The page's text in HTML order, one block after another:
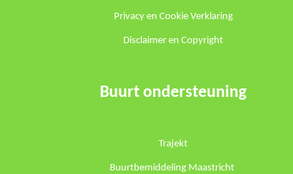
Privacy en Cookie Verklaring
Disclaimer en Copyright
Buurt ondersteuning
Trajekt
Buurtbemiddeling Maastricht